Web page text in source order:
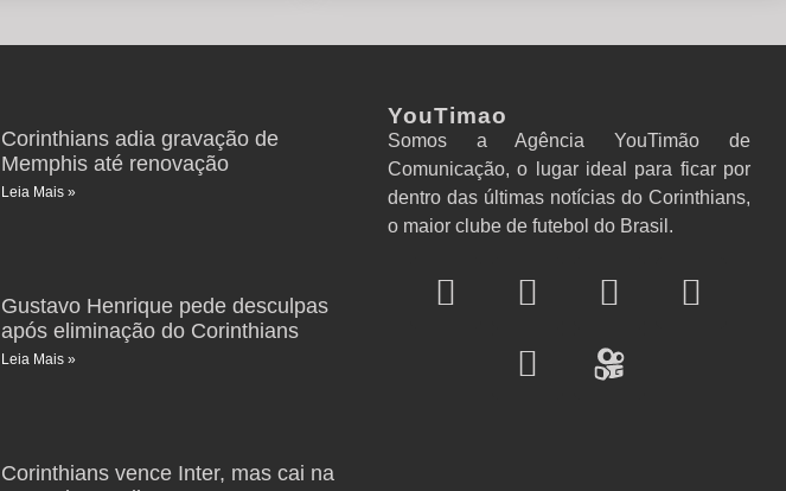
Corinthians adia gravação de
Memphis até renovação
Leia Mais »
Gustavo Henrique pede desculpas
após eliminação do Corinthians
Leia Mais »
Corinthians vence Inter, mas cai na
YouTimao
Somos a Agência YouTimão de
Comunicação, o lugar ideal para ficar por
dentro das últimas notícias do Corinthians,
o maior clube de futebol do Brasil.